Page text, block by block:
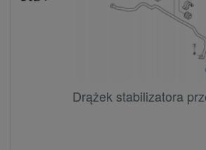
Drążek stabilizatora